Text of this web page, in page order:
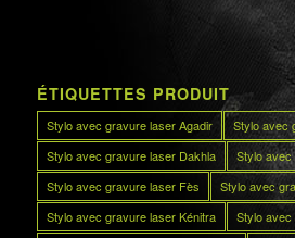
ÉTIQUETTES PRODUIT
Stylo avec gravure laser Agadir
Stylo avec
Stylo avec gravure laser Dakhla
Stylo avec
Stylo avec gravure laser Fès
Stylo avec
Stylo avec gravure laser Kénitra
Stylo